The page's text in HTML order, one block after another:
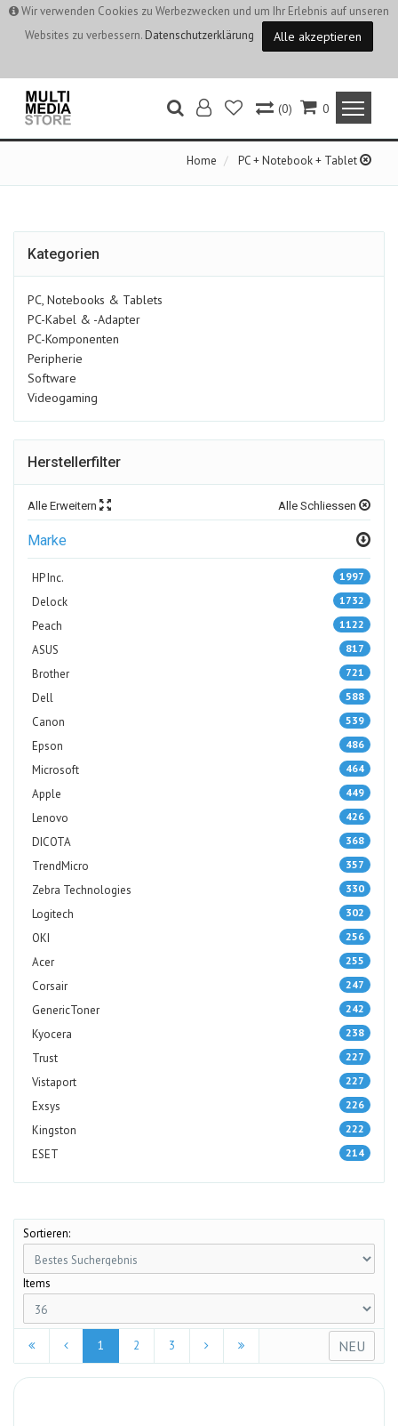
Wir verwenden Cookies zu Werbezwecken und um Ihr Erlebnis auf unseren
Websites zu verbessern. Datenschutzerklärung Alle akzeptieren
0
(0)
Home PC + Notebook + Tablet
Kategorien
PC, Notebooks & Tablets
PC-Kabel & -Adapter
PC-Komponenten
Peripherie
Software
Videogaming
Herstellerfilter
Alle Erweitern Alle Schliessen
Marke
HP Inc. 1997
Delock 1732
Peach 1122
ASUS 817
Brother 721
Dell 588
Canon 539
Epson 486
Microsoft 464
Apple 449
Lenovo 426
DICOTA 368
TrendMicro 357
Zebra Technologies 330
Logitech 302
OKI 256
Acer 255
Corsair 247
GenericToner 242
Kyocera 238
Trust 227
Vistaport 227
Exsys 226
Kingston 222
ESET 214
Sortieren:
Items
NEU
1 2 3